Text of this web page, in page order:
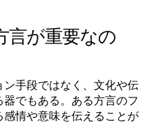
言が重要なの
手段ではなく、文化や伝
でもある。ある方言のフ
情や意味を伝えることが